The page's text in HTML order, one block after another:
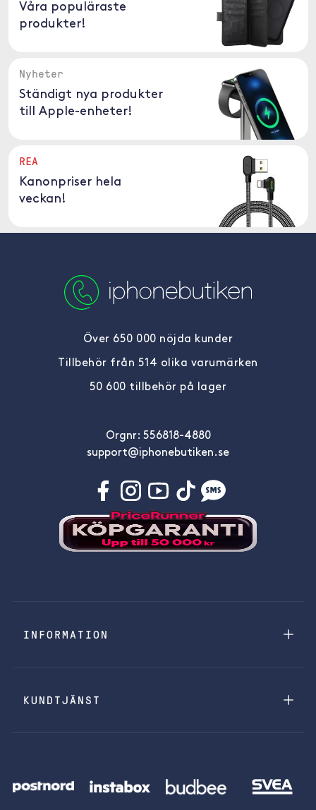
Våra populäraste
produkter!
Nyheter
Ständigt nya produkter
till Apple-enheter!
REA
Kanonpriser hela
veckan!
Över 650 000 nöjda kunder
Tillbehör från 514 olika varumärken
50 600 tillbehör på lager
Orgnr: 556818-4880
support@iphonebutiken.se
INFORMATION
KUNDTJÄNST